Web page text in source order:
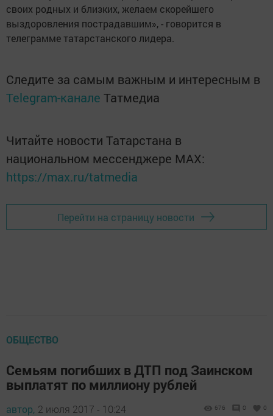
своих родных и близких, желаем скорейшего
выздоровления пострадавшим», - говорится в
телеграмме татарстанского лидера.
Следите за самым важным и интересным в
Telegram-канале Татмедиа
Читайте новости Татарстана в
национальном мессенджере MАХ:
https://max.ru/tatmedia
Перейти на страницу новости
ОБЩЕСТВО
Семьям погибших в ДТП под Заинском
выплатят по миллиону рублей
автор, 2 июля 2017 - 10:24 676 0 0